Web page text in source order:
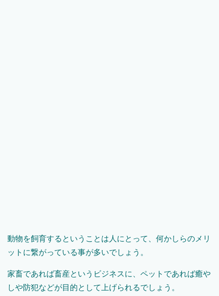
動物を飼育するということは人にとって、何かしらのメリ
ットに繋がっている事が多いでしょう。
家畜であれば畜産というビジネスに、ペットであれば癒や
しや防犯などが目的として上げられるでしょう。